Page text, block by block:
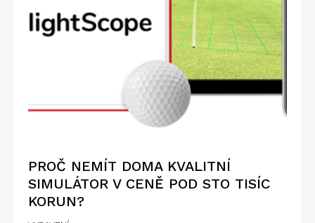
PROČ NEMÍT DOMA KVALITNÍ
SIMULÁTOR V CENĚ POD STO TISÍC
KORUN?